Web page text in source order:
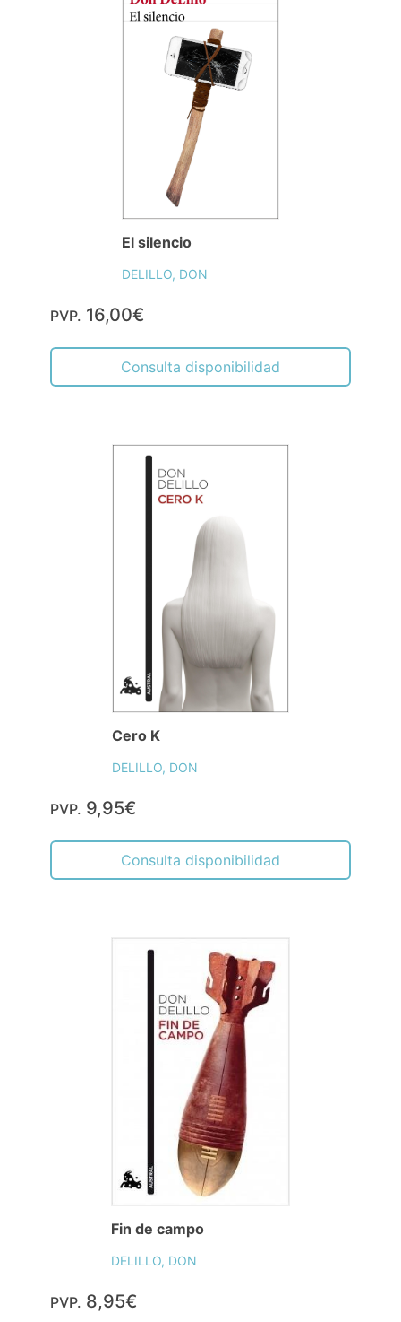
El silencio
DELILLO, DON
PVP. 16,00€
Consulta disponibilidad
Cero K
DELILLO, DON
PVP. 9,95€
Consulta disponibilidad
Fin de campo
DELILLO, DON
PVP. 8,95€